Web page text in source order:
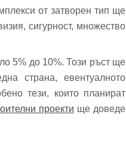
от затворен тип ще
сигурност, множество
5% до 10%. Този ръст ще
страна, евентуалното
тези, които планират
проекти ще доведе